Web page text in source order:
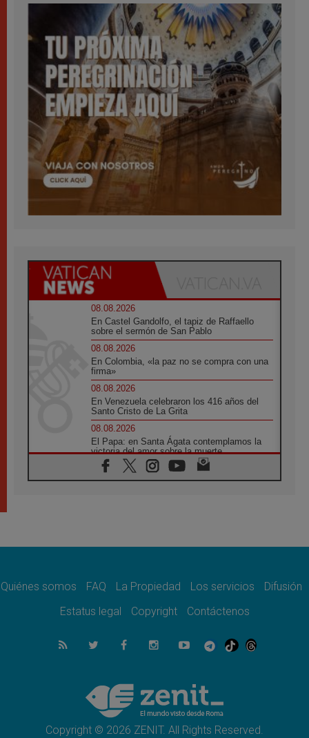
08.08.2026
En Castel Gandolfo, el tapiz de Raffaello
sobre el sermón de San Pablo
08.08.2026
En Colombia, «la paz no se compra con una
firma»
08.08.2026
En Venezuela celebraron los 416 años del
Santo Cristo de La Grita
08.08.2026
El Papa: en Santa Ágata contemplamos la
victoria del amor sobre la muerte
08.08.2026
León XIV visitará el Santuario de la Madre
07.08.2026
07.08.2026
el compromiso del cristiano"
La matanza de niños en Gaza no cesa: 300
muertos en 300 días
Tagle: La guerra desfigura el mundo, solo la
revelación de Dios lo transfigura
Quiénes somos FAQ La Propiedad Los servicios
Difusión
Estatus legal
Copyright Contáctenos
Copyright © 2026 ZENIT. All Rights Reserved.